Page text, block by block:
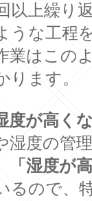
以上繰り
うな工程
業はこの
ります。
が高く
湿度の管
「湿度が
るので、